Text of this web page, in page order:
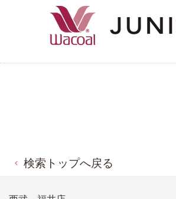
検索トップへ戻る